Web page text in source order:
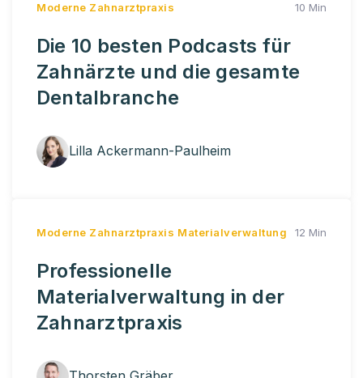
Moderne Zahnarztpraxis 10 Min
Die 10 besten Podcasts für
Zahnärzte und die gesamte
Dentalbranche
Lilla Ackermann-Paulheim
Moderne Zahnarztpraxis Materialverwaltung 12 Min
Professionelle
Materialverwaltung in der
Zahnarztpraxis